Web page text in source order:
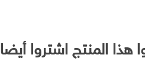
هذا المنتج اشتروا أيضا